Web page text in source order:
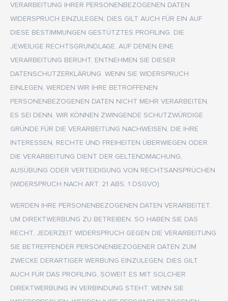
VERARBEITUNG IHRER PERSONENBEZOGENEN DATEN
WIDERSPRUCH EINZULEGEN; DIES GILT AUCH FÜR EIN AUF
DIESE BESTIMMUNGEN GESTÜTZTES PROFILING. DIE
JEWEILIGE RECHTSGRUNDLAGE, AUF DENEN EINE
VERARBEITUNG BERUHT, ENTNEHMEN SIE DIESER
DATENSCHUTZERKLÄRUNG. WENN SIE WIDERSPRUCH
EINLEGEN, WERDEN WIR IHRE BETROFFENEN
PERSONENBEZOGENEN DATEN NICHT MEHR VERARBEITEN,
ES SEI DENN, WIR KÖNNEN ZWINGENDE SCHUTZWÜRDIGE
GRÜNDE FÜR DIE VERARBEITUNG NACHWEISEN, DIE IHRE
INTERESSEN, RECHTE UND FREIHEITEN ÜBERWIEGEN ODER
DIE VERARBEITUNG DIENT DER GELTENDMACHUNG,
AUSÜBUNG ODER VERTEIDIGUNG VON RECHTSANSPRÜCHEN
(WIDERSPRUCH NACH ART. 21 ABS. 1 DSGVO).
WERDEN IHRE PERSONENBEZOGENEN DATEN VERARBEITET,
UM DIREKTWERBUNG ZU BETREIBEN, SO HABEN SIE DAS
RECHT, JEDERZEIT WIDERSPRUCH GEGEN DIE VERARBEITUNG
SIE BETREFFENDER PERSONENBEZOGENER DATEN ZUM
ZWECKE DERARTIGER WERBUNG EINZULEGEN; DIES GILT
AUCH FÜR DAS PROFILING, SOWEIT ES MIT SOLCHER
DIREKTWERBUNG IN VERBINDUNG STEHT. WENN SIE